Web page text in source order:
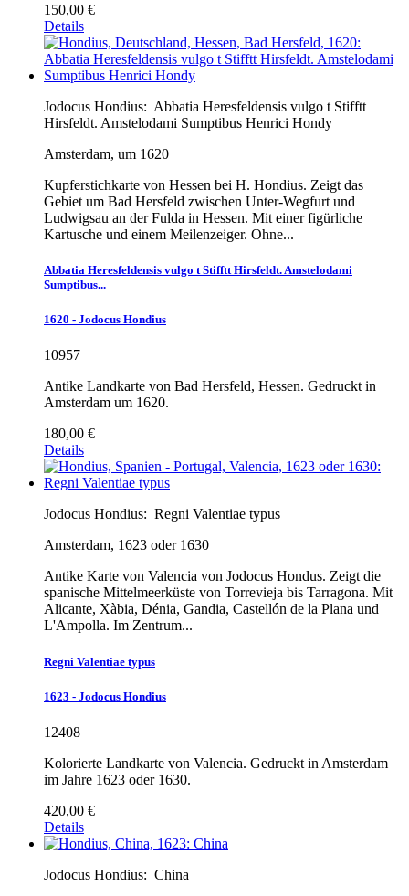
150,00 €
Details
Jodocus Hondius: Abbatia Heresfeldensis vulgo t Stifftt
Hirsfeldt. Amstelodami Sumptibus Henrici Hondy
Amsterdam, um 1620
Kupferstichkarte von Hessen bei H. Hondius. Zeigt das
Gebiet um Bad Hersfeld zwischen Unter-Wegfurt und
Ludwigsau an der Fulda in Hessen. Mit einer figürliche
Kartusche und einem Meilenzeiger. Ohne...
Abbatia Heresfeldensis vulgo t Stifftt Hirsfeldt. Amstelodami
Sumptibus...
1620 - Jodocus Hondius
10957
Antike Landkarte von Bad Hersfeld, Hessen. Gedruckt in
Amsterdam um 1620.
180,00 €
Details
Jodocus Hondius: Regni Valentiae typus
Amsterdam, 1623 oder 1630
Antike Karte von Valencia von Jodocus Hondus. Zeigt die
spanische Mittelmeerküste von Torrevieja bis Tarragona. Mit
Alicante, Xàbia, Dénia, Gandia, Castellón de la Plana und
L'Ampolla. Im Zentrum...
Regni Valentiae typus
1623 - Jodocus Hondius
12408
Kolorierte Landkarte von Valencia. Gedruckt in Amsterdam
im Jahre 1623 oder 1630.
420,00 €
Details
Jodocus Hondius: China